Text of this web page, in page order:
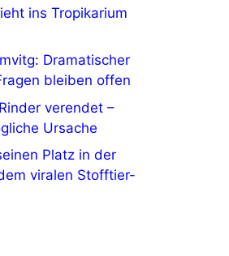
ins Tropikarium
Dramatischer
bleiben offen
verendet –
Ursache
Platz in der
viralen Stofftier-